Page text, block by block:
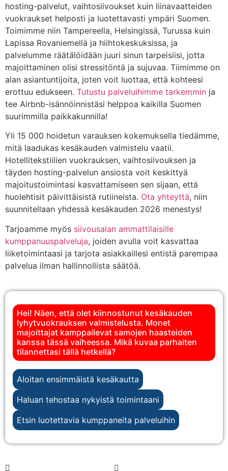
hosting-palvelut, vaihtosiivoukset kuin liinavaatteiden
vuokraukset helposti ja luotettavasti ympäri Suomen.
Toimimme niin Tampereella, Helsingissä, Turussa kuin
Lapissa Rovaniemellä ja hiihtokeskuksissa, ja
palvelumme räätälöidään juuri sinun tarpeisiisi, jotta
majoittaminen olisi stressitöntä ja sujuvaa. Tiimimme on
alan asiantuntijoita, joten voit luottaa, että kohteesi
erottuu edukseen. Tutustu palveluihimme tarkemmin ja
tee Airbnb-isännöinnistäsi helppoa kaikilla Suomen
suurimmilla paikkakunnilla!
Yli 15 000 hoidetun varauksen kokemuksella tiedämme,
mitä laadukas kesäkauden valmistelu vaatii.
Hotellitekstiilien vuokrauksen, vaihtosiivouksen ja
täyden hosting-palvelun ansiosta voit keskittyä
majoitustoimintasi kasvattamiseen sen sijaan, että
huolehtisit päivittäisistä rutiineista. Ota yhteyttä, niin
suunnitellaan yhdessä kesäkauden 2026 menestys!
Tarjoamme myös siivousalan ammattilaisille
kumppanuuspalveluja, joiden avulla voit kasvattaa
liiketoimintaasi ja tarjota asiakkaillesi entistä parempaa
palvelua ilman hallinnollista säätöä.
Hei! Näen, että olet kiinnostunut kesäkauden
lyhytvuokrauksen valmistelusta. Monet
majoittajat kamppailevat samojen haasteiden
kanssa tässä vaiheessa. Mikä kuvaa parhaiten
tilannettasi tällä hetkellä?
Aloitan ensimmäistä kesäkautta
Haluan tehostaa nykyistä toimintaani
Etsin luotettavia kumppaneita palveluihin